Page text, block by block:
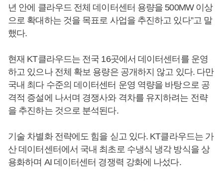
년 안에 클라우드 전체 데이터센터 용량을 500MW 이상
으로 확대하는 것을 목표로 사업을 추진하고 있다”고 말
했다.
현재 KT클라우드는 전국 16곳에서 데이터센터를 운영
하고 있으나 전체 확보 용량은 공개하지 않고 있다. 다만
국내 최다 수준의 데이터센터 운영 역량을 바탕으로 공
격적 증설에 나서며 경쟁사와 격차를 유지하려는 전략
을 추진하는 것으로 분석된다.
기술 차별화 전략에도 힘을 싣고 있다. KT클라우드는 가
산 데이터센터에서 국내 최초로 수냉식 냉각 방식을 상
용화하며 AI 데이터센터 경쟁력 강화에 나섰다.